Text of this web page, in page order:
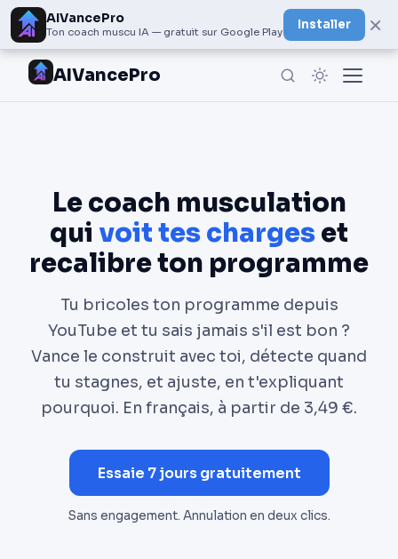
AIVancePro
Ton coach muscu IA — gratuit sur Google Play
Installer ×
AIVancePro
Le coach musculation
qui voit tes chargeset
recalibre ton programme
Tu bricoles ton programme depuis
YouTube et tu sais jamais s'il est bon ?
Vance le construit avec toi, détecte quand
tu stagnes, et ajuste, en t'expliquant
pourquoi. En français, à partir de 3,49 €.
Essaie 7 jours gratuitement
Sans engagement. Annulation en deux clics.